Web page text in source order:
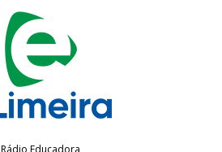
Rádio Educadora